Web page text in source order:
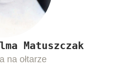
Matuszczak
na ołtarze